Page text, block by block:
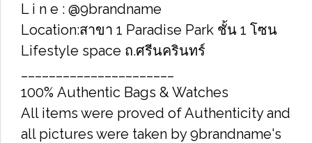
L i n e : @9brandname
Location:สาขา 1 Paradise Park ชั้น 1 โซน
Lifestyle space ถ.ศรีนครินทร์
100% Authentic Bags & Watches
All items were proved of Authenticity and
all pictures were taken by 9brandname's